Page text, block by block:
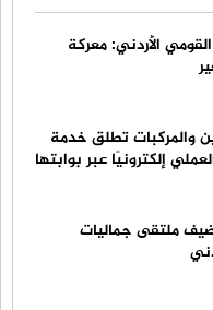
الأردني: معركة
والمركبات تطلق خدمة
إلكترونيًا عبر بوابتها
ملتقى جماليات